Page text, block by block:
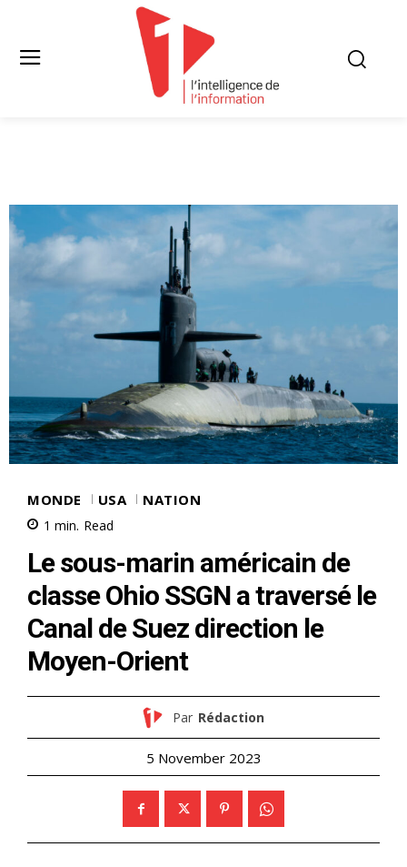
MONDE USA NATION
1 min. Read
Le sous-marin américain de
classe Ohio SSGN a traversé le
Canal de Suez direction le
Moyen-Orient
Par Rédaction
5 November 2023